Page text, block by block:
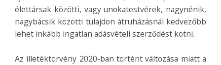
élettársak közötti, vagy unokatestvérek, nagynénik,
nagybácsik közötti tulajdon átruházásnál kedvezőbb
lehet inkább ingatlan adásvételi szerződést kötni.
Az illetéktörvény 2020-ban történt változása miatt a